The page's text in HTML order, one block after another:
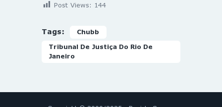
Post Views: 144
Tags: Chubb
Tribunal De Justiça Do Rio De
Janeiro